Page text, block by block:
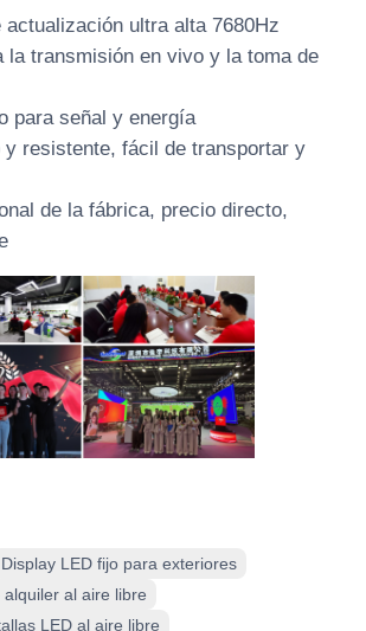
actualización ultra alta 7680Hz
la transmisión en vivo y la toma de
para señal y energía
y resistente, fácil de transportar y
de la fábrica, precio directo,
Display LED fijo para exteriores
alquiler al aire libre
LED al aire libre